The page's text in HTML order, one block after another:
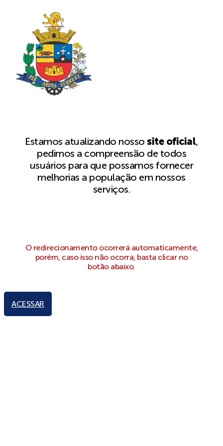
Estamos atualizando nossosite oficial,
pedimos a compreensão de todos
usuários para que possamos fornecer
melhorias a população em nossos
serviços.
O redirecionamento ocorrerá automaticamente,
porém, caso isso não ocorra, basta clicar no
botão abaixo.
ACESSAR